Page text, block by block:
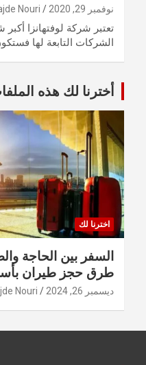
نوفمبر 29, 2020 Nouri
تعتبر شركة لوفتهانزا
الشركات التابعة لها
أخترنا لك هذه
اخترنا لك
السفر بين الحاجة
طرق حجز طيران
ديسمبر 26, 2024 Nouri